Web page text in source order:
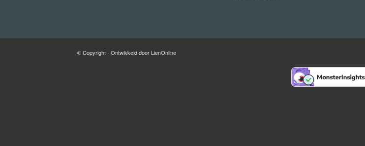
© Copyright - Ontwikkeld door LienOnline